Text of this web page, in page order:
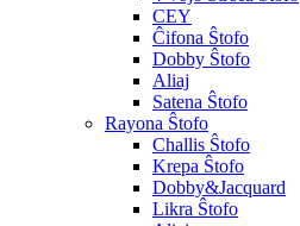
CEY
Ĉifona Ŝtofo
Dobby Ŝtofo
Aliaj
Satena Ŝtofo
Rayona Ŝtofo
Challis Ŝtofo
Krepa Ŝtofo
Dobby&Jacquard
Likra Ŝtofo